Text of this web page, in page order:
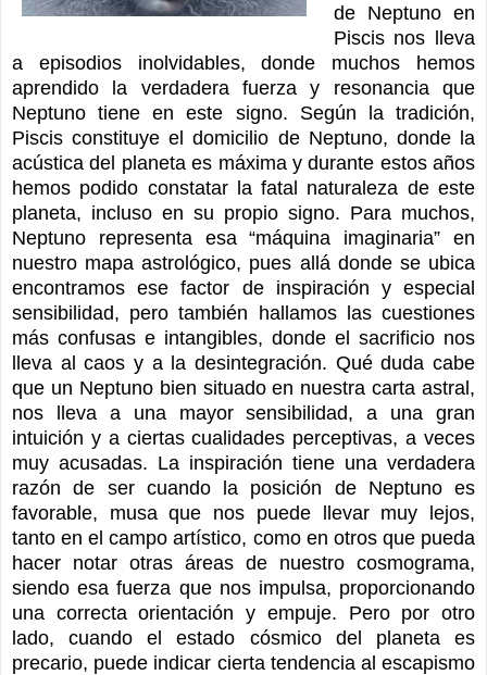
de Neptuno en
Piscis nos lleva
a episodios inolvidables, donde muchos hemos
aprendido la verdadera fuerza y resonancia que
Neptuno tiene en este signo. Según la tradición,
Piscis constituye el domicilio de Neptuno, donde la
acústica del planeta es máxima y durante estos años
hemos podido constatar la fatal naturaleza de este
planeta, incluso en su propio signo. Para muchos,
Neptuno representa esa “máquina imaginaria” en
nuestro mapa astrológico, pues allá donde se ubica
encontramos ese factor de inspiración y especial
sensibilidad, pero también hallamos las cuestiones
más confusas e intangibles, donde el sacrificio nos
lleva al caos y a la desintegración. Qué duda cabe
que un Neptuno bien situado en nuestra carta astral,
nos lleva a una mayor sensibilidad, a una gran
intuición y a ciertas cualidades perceptivas, a veces
muy acusadas. La inspiración tiene una verdadera
razón de ser cuando la posición de Neptuno es
favorable, musa que nos puede llevar muy lejos,
tanto en el campo artístico, como en otros que pueda
hacer notar otras áreas de nuestro cosmograma,
siendo esa fuerza que nos impulsa, proporcionando
una correcta orientación y empuje. Pero por otro
lado, cuando el estado cósmico del planeta es
precario, puede indicar cierta tendencia al escapismo